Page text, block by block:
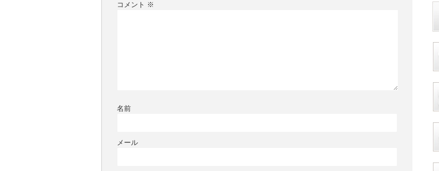
コメント ※
名前
メール